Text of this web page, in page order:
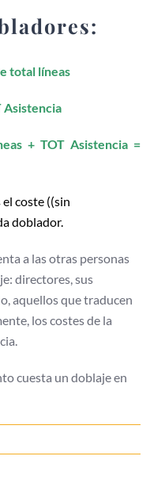
total líneas
Asistencia
+ TOT Asistencia =
el coste ((sin
doblador.
a las otras personas
directores, sus
aquellos que traducen
los costes de la
cuesta un doblaje en